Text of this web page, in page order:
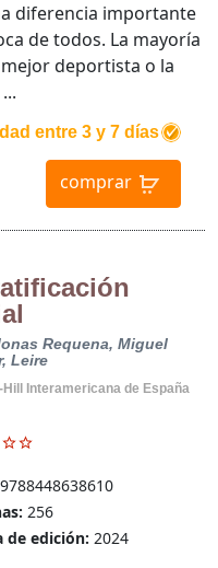
entre 3 y 7 días
comprar
diferencia importante
de todos. La mayoría
deportista o la
Requena, Miguel
Leire
Hill Interamericana de España
9788448638610
256
de edición: 2024